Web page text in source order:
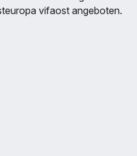
vifaost angeboten.